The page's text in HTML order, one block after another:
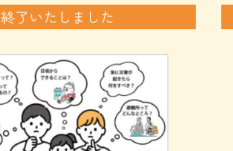
終了いたしました